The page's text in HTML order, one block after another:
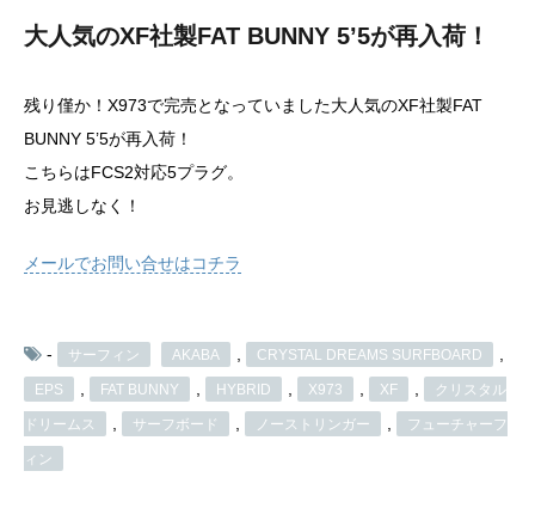
大人気のXF社製FAT BUNNY 5’5が再入荷！
残り僅か！X973で完売となっていました大人気のXF社製FAT
BUNNY 5’5が再入荷！
こちらはFCS2対応5プラグ。
お見逃しなく！
メールでお問い合せはコチラ
- サーフィン AKABA CRYSTAL DREAMS SURFBOARD
EPS FAT BUNNY HYBRID X973 XF クリスタル
ドリームス サーフボード ノーストリンガー フューチャーフ
ィン